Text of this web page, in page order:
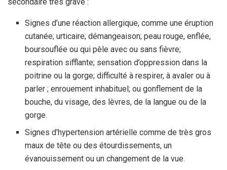
Signes d’une réaction allergique, comme une éruption
cutanée; urticaire; démangeaison; peau rouge, enflée,
boursouflée ou qui pèle avec ou sans fièvre;
respiration sifflante; sensation d’oppression dans la
poitrine ou la gorge; difficulté à respirer, à avaler ou à
parler ; enrouement inhabituel; ou gonflement de la
bouche, du visage, des lèvres, de la langue ou de la
gorge.
Signes d’hypertension artérielle comme de très gros
maux de tête ou des étourdissements, un
évanouissement ou un changement de la vue.